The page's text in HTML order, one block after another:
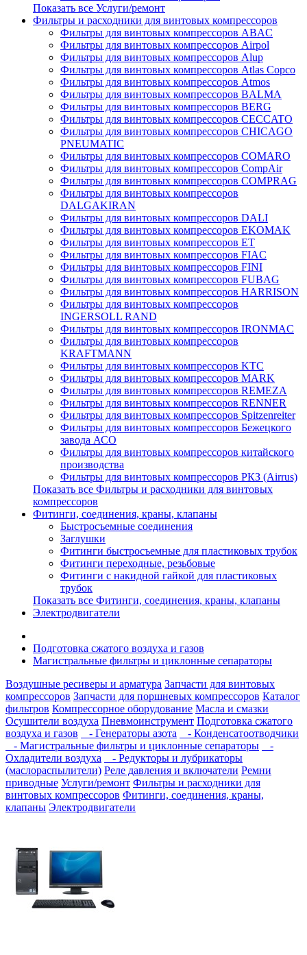
Показать все Услуги/ремонт
Фильтры и расходники для винтовых компрессоров
Фильтры для винтовых компрессоров ABAC
Фильтры для винтовых компрессоров Airpol
Фильтры для винтовых компрессоров Alup
Фильтры для винтовых компрессоров Atlas Copco
Фильтры для винтовых компрессоров Atmos
Фильтры для винтовых компрессоров BALMA
Фильтры для винтовых компрессоров BERG
Фильтры для винтовых компрессоров CECCATO
Фильтры для винтовых компрессоров CHICAGO
PNEUMATIC
Фильтры для винтовых компрессоров COMARO
Фильтры для винтовых компрессоров CompAir
Фильтры для винтовых компрессоров COMPRAG
Фильтры для винтовых компрессоров
DALGAKIRAN
Фильтры для винтовых компрессоров DALI
Фильтры для винтовых компрессоров EKOMAK
Фильтры для винтовых компрессоров ET
Фильтры для винтовых компрессоров FIAC
Фильтры для винтовых компрессоров FINI
Фильтры для винтовых компрессоров FUBAG
Фильтры для винтовых компрессоров HARRISON
Фильтры для винтовых компрессоров
INGERSOLL RAND
Фильтры для винтовых компрессоров IRONMAC
Фильтры для винтовых компрессоров
KRAFTMANN
Фильтры для винтовых компрессоров KTC
Фильтры для винтовых компрессоров MARK
Фильтры для винтовых компрессоров REMEZA
Фильтры для винтовых компрессоров RENNER
Фильтры для винтовых компрессоров Spitzenreiter
Фильтры для винтовых компрессоров Бежецкого
завода АСО
Фильтры для винтовых компрессоров китайского
производства
Фильтры для винтовых компрессоров РКЗ (Airrus)
Показать все Фильтры и расходники для винтовых
компрессоров
Фитинги, соединения, краны, клапаны
Быстросъемные соединения
Заглушки
Фитинги быстросъемные для пластиковых трубок
Фитинги переходные, резьбовые
Фитинги с накидной гайкой для пластиковых
трубок
Показать все Фитинги, соединения, краны, клапаны
Электродвигатели
Подготовка сжатого воздуха и газов
Магистральные фильтры и циклонные сепараторы
Воздушные ресиверы и арматура Запчасти для винтовых
компрессоров Запчасти для поршневых компрессоров Каталог
фильтров Компрессорное оборудование Масла и смазки
Осушители воздуха Пневмоинструмент Подготовка сжатого
воздуха и газов
- Генераторы азота
- Конденсатоотводчики
- Магистральные фильтры и циклонные сепараторы
-
Охладители воздуха
- Редукторы и лубрикаторы
(маслораспылители) Реле давления и включатели Ремни
приводные Услуги/ремонт Фильтры и расходники для
винтовых компрессоров Фитинги, соединения, краны,
клапаны Электродвигатели